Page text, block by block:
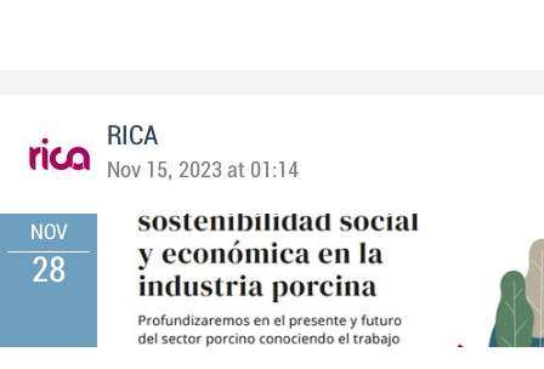
RICA
Nov 15, 2023 at 01:14
NOV
28